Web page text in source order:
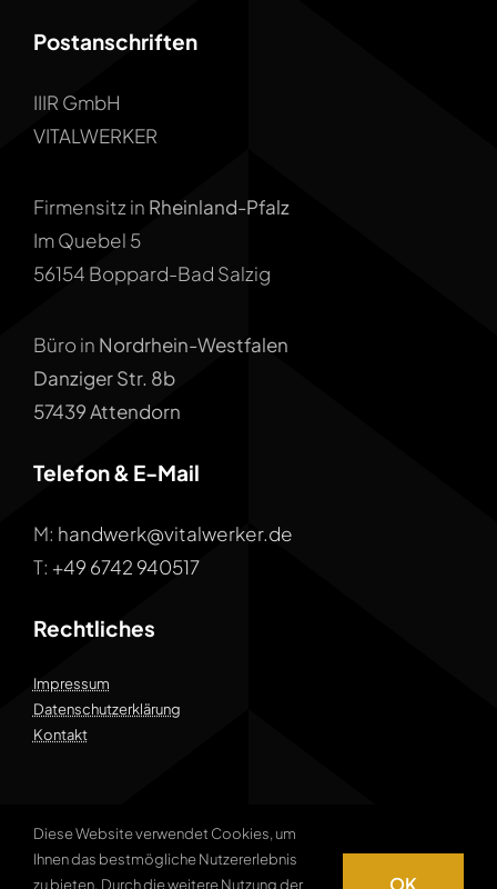
Postanschriften
IIIR GmbH
VITALWERKER
Firmensitz in Rheinland-Pfalz
Im Quebel 5
56154 Boppard-Bad Salzig
Büro in Nordrhein-Westfalen
Danziger Str. 8b
57439 Attendorn
Telefon & E-Mail
M: handwerk@vitalwerker.de
T: +49 6742 940517
Rechtliches
Impressum
Datenschutzerklärung
Kontakt
© 2009 - 2026 VITALWERKER – ein
Diese Website verwendet Cookies, um
Ihnen das bestmögliche Nutzererlebnis
zu bieten. Durch die weitere Nutzung der
OK